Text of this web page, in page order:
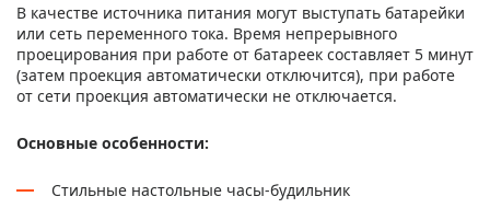
В качестве источника питания могут выступать батарейки
или сеть переменного тока. Время непрерывного
проецирования при работе от батареек составляет 5 минут
(затем проекция автоматически отключится), при работе
от сети проекция автоматически не отключается.
Основные особенности:
Стильные настольные часы-будильник